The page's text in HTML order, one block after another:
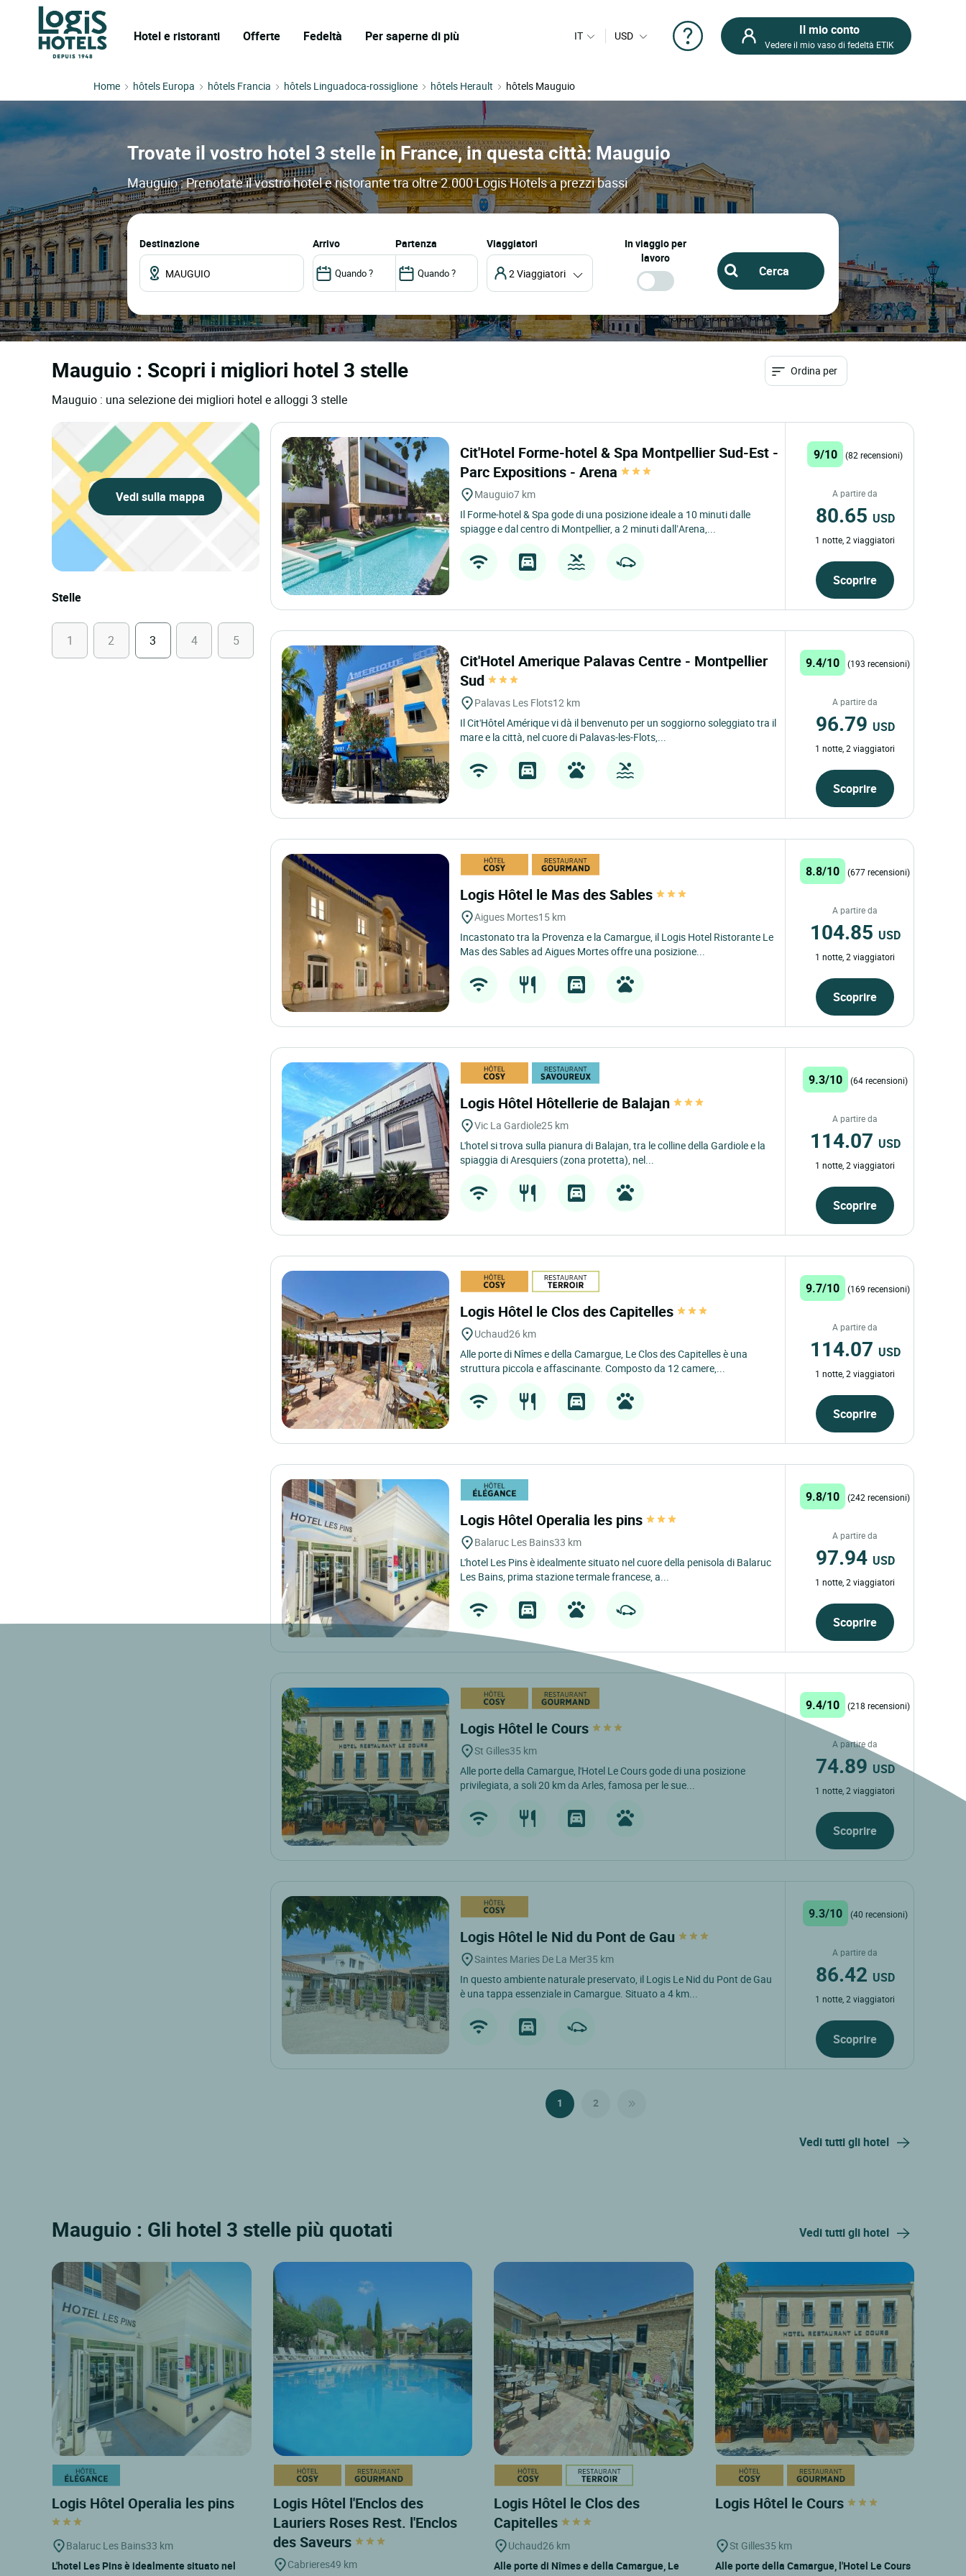
Hotel e ristoranti Offerte Fedeltà Per saperne di più IT USD Il mio conto
Vedere il mio vaso di fedeltà ETIK
Home hôtels Europa hôtels Francia hôtels Linguadoca-rossiglione hôtels Herault hôtels Mauguio
Trovate il vostro hotel 3 stelle in France, in questa città: Mauguio
Mauguio : Prenotate il vostro hotel e ristorante tra oltre 2.000 Logis Hotels a prezzi bassi
Destinazione arrivo partenza Viaggiatori
2 Viaggiatori
In viaggio per
lavoro
Mauguio : Scopri i migliori hotel 3 stelle
Mauguio : una selezione dei migliori hotel e alloggi 3 stelle
Ordina per
Vedi sulla mappa
Stelle
1 2 3 4 5
Cit'Hotel Forme-hotel & Spa Montpellier Sud-Est -
Parc Expositions - Arena
Mauguio7 km
Il Forme-hotel & Spa gode di una posizione ideale a 10 minuti dalle
spiagge e dal centro di Montpellier, a 2 minuti dall’Arena,...
9/10 (82 recensioni)
A partire da
80.65 USD
1 notte, 2 viaggiatori
Scoprire
Cit'Hotel Amerique Palavas Centre - Montpellier
Sud
Palavas Les Flots12 km
Il Cit'Hôtel Amérique vi dà il benvenuto per un soggiorno soleggiato tra il
mare e la città, nel cuore di Palavas-les-Flots,...
9.4/10 (193 recensioni)
A partire da
96.79 USD
1 notte, 2 viaggiatori
Scoprire
Logis Hôtel le Mas des Sables
Aigues Mortes15 km
Incastonato tra la Provenza e la Camargue, il Logis Hotel Ristorante Le
Mas des Sables ad Aigues Mortes offre una posizione...
8.8/10 (677 recensioni)
A partire da
104.85 USD
1 notte, 2 viaggiatori
Scoprire
Logis Hôtel Hôtellerie de Balajan
Vic La Gardiole25 km
L'hotel si trova sulla pianura di Balajan, tra le colline della Gardiole e la
spiaggia di Aresquiers (zona protetta), nel...
9.3/10 (64 recensioni)
A partire da
114.07 USD
1 notte, 2 viaggiatori
Scoprire
Logis Hôtel le Clos des Capitelles
Uchaud26 km
Alle porte di Nîmes e della Camargue, Le Clos des Capitelles è una
struttura piccola e affascinante. Composto da 12 camere,...
9.7/10 (169 recensioni)
A partire da
114.07 USD
1 notte, 2 viaggiatori
Scoprire
Logis Hôtel Operalia les pins
Balaruc Les Bains33 km
L'hotel Les Pins è idealmente situato nel cuore della penisola di Balaruc
Les Bains, prima stazione termale francese, a...
9.8/10 (242 recensioni)
A partire da
97.94 USD
1 notte, 2 viaggiatori
Scoprire
Logis Hôtel le Cours
St Gilles35 km
Alle porte della Camargue, l'Hotel Le Cours gode di una posizione
privilegiata, a soli 20 km da Arles, famosa per le sue...
9.4/10 (218 recensioni)
A partire da
74.89 USD
1 notte, 2 viaggiatori
Scoprire
Logis Hôtel le Nid du Pont de Gau
Saintes Maries De La Mer35 km
In questo ambiente naturale preservato, il Logis Le Nid du Pont de Gau
è una tappa essenziale in Camargue. Situato a 4 km...
9.3/10 (40 recensioni)
A partire da
86.42 USD
1 notte, 2 viaggiatori
Scoprire
1 2
Vedi tutti gli hotel
Mauguio : Gli hotel 3 stelle più quotati Vedi tutti gli hotel
Logis Hôtel Operalia les pins
Balaruc Les Bains33 km
L'hotel Les Pins è idealmente situato nel
Logis Hôtel l'Enclos des
Lauriers Roses Rest. l'Enclos
des Saveurs
Cabrieres49 km
Logis Hôtel le Clos des
Capitelles
Uchaud26 km
Alle porte di Nîmes e della Camargue, Le
Logis Hôtel le Cours
St Gilles35 km
Alle porte della Camargue, l'Hotel Le Cours